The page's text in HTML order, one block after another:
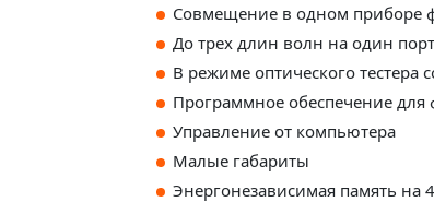
Совмещение в одном приборе
До трех длин волн на один порт
В режиме оптического
Программное обеспечение
Управление от компьютера
Малые габариты
Энергонезависимая память на